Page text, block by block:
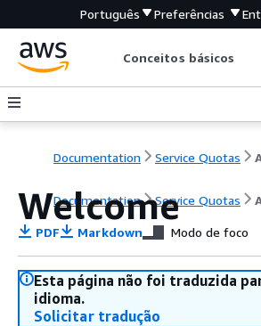
Português Preferências
Conceitos básicos
Documentation Service Quotas
Documentation Service Quotas
Welcome
PDF Markdown Modo de foco
Esta página não foi traduzida
idioma.
Solicitar tradução